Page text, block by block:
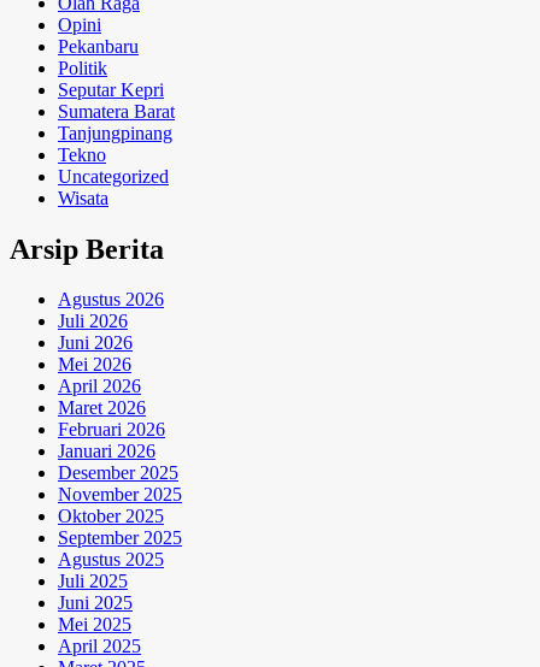
Opini
Pekanbaru
Politik
Seputar Kepri
Sumatera Barat
Tanjungpinang
Tekno
Uncategorized
Wisata
Arsip Berita
Agustus 2026
Juli 2026
Juni 2026
Mei 2026
April 2026
Maret 2026
Februari 2026
Januari 2026
Desember 2025
November 2025
Oktober 2025
September 2025
Agustus 2025
Juli 2025
Juni 2025
Mei 2025
April 2025